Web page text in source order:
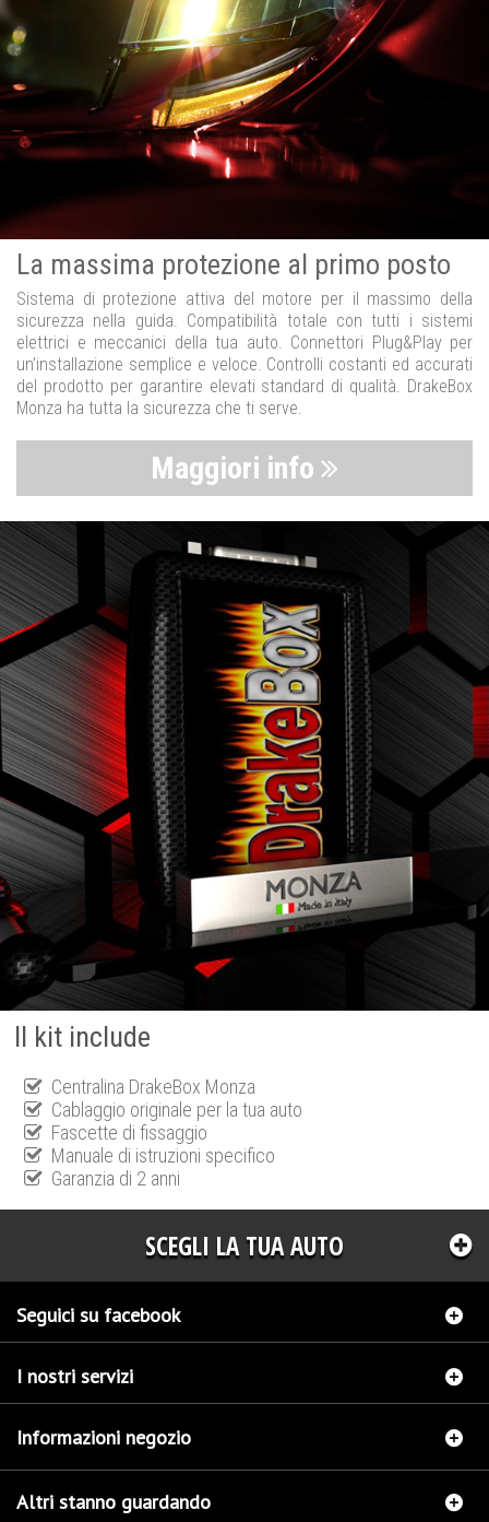
La massima protezione al primo posto
Sistema di protezione attiva del motore per il massimo della
sicurezza nella guida. Compatibilità totale con tutti i sistemi
elettrici e meccanici della tua auto. Connettori Plug&Play per
un’installazione semplice e veloce. Controlli costanti ed accurati
del prodotto per garantire elevati standard di qualità. DrakeBox
Monza ha tutta la sicurezza che ti serve.
Maggiori info
Il kit include
Centralina DrakeBox Monza
Cablaggio originale per la tua auto
Fascette di fissaggio
Manuale di istruzioni specifico
Garanzia di 2 anni
SCEGLI LA TUA AUTO
Seguici su facebook
I nostri servizi
Informazioni negozio
Altri stanno guardando